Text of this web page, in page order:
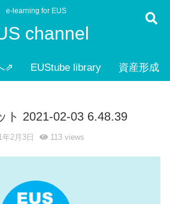
e-learning for EUS
channel
⇗ EUStube library 資産形成
ト 2021-02-03 6.48.39
年2月3日 113views